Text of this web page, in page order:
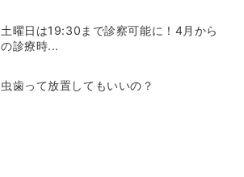
土曜日は19:30まで診察可能に！4月から
の診療時...
虫歯って放置してもいいの？